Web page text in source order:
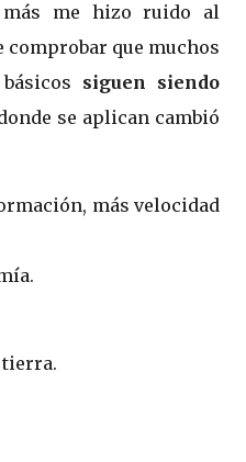
me hizo ruido al
que muchos
siguen siendo
se aplican cambió
más velocidad
tierra.